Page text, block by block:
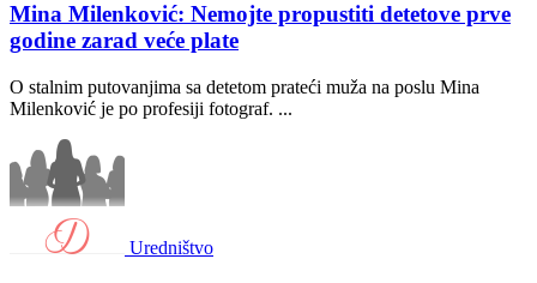
Mina Milenković: Nemojte propustiti detetove prve
godine zarad veće plate
O stalnim putovanjima sa detetom prateći muža na poslu Mina
Milenković je po profesiji fotograf. ...
Uredništvo